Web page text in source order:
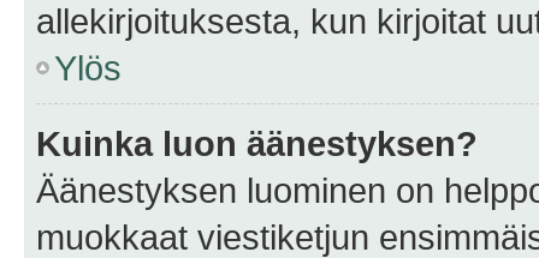
allekirjoituksesta, kun kirjoitat
Ylös
Kuinka luon äänestyksen?
Äänestyksen luominen on
muokkaat viestiketjun